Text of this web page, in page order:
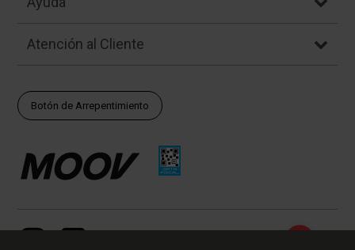
Atención al Cliente
Botón de Arrepentimiento